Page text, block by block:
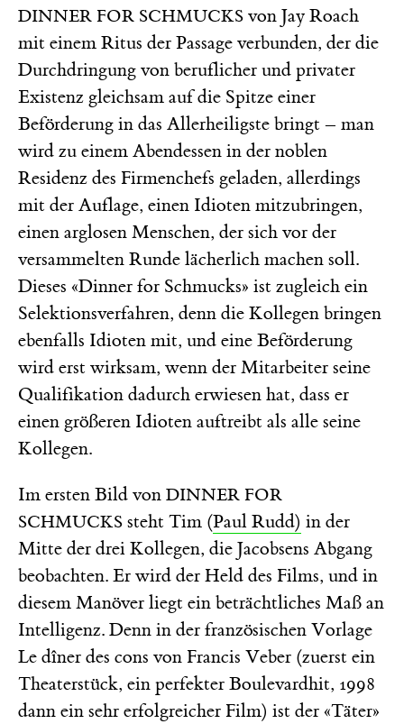
DINNER FOR SCHMUCKS von Jay Roach
mit einem Ritus der Passage verbunden, der die
Durchdringung von beruflicher und privater
Existenz gleichsam auf die Spitze einer
Beförderung in das Allerheiligste bringt – man
wird zu einem Abendessen in der noblen
Residenz des Firmenchefs geladen, allerdings
mit der Auflage, einen Idioten mitzubringen,
einen arglosen Menschen, der sich vor der
versammelten Runde lächerlich machen soll.
Dieses «Dinner for Schmucks» ist zugleich ein
Selektionsverfahren, denn die Kollegen bringen
ebenfalls Idioten mit, und eine Beförderung
wird erst wirksam, wenn der Mitarbeiter seine
Qualifikation dadurch erwiesen hat, dass er
einen größeren Idioten auftreibt als alle seine
Kollegen.
Im ersten Bild von DINNER FOR
SCHMUCKS steht Tim (Paul Rudd) in der
Mitte der drei Kollegen, die Jacobsens Abgang
beobachten. Er wird der Held des Films, und in
diesem Manöver liegt ein beträchtliches Maß an
Intelligenz. Denn in der französischen Vorlage
Le dîner des cons von Francis Veber (zuerst ein
Theaterstück, ein perfekter Boulevardhit, 1998
dann ein sehr erfolgreicher Film) ist der «Täter»